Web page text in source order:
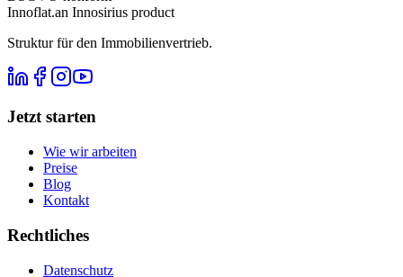
Innoflat.an Innosirius product
Struktur für den Immobilienvertrieb.
Jetzt starten
Wie wir arbeiten
Preise
Blog
Kontakt
Rechtliches
Datenschutz